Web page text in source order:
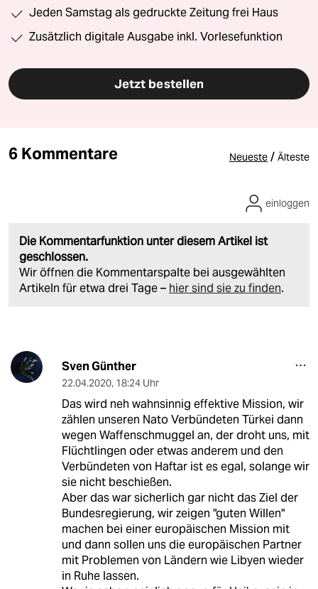
Jeden Samstag als gedruckte Zeitung frei Haus
Zusätzlich digitale Ausgabe inkl. Vorlesefunktion
Jetzt bestellen
6 Kommentare Neueste / Älteste
Die Kommentarfunktion unter diesem Artikel ist
geschlossen.
Wir öffnen die Kommentarspalte bei ausgewählten
Artikeln für etwa drei Tage – hier sind sie zu finden.
einloggen
Sven Günther
22.04.2020, 18:24 Uhr
Das wird neh wahnsinnig effektive Mission, wir
zählen unseren Nato Verbündeten Türkei dann
wegen Waffenschmuggel an, der droht uns, mit
Flüchtlingen oder etwas anderem und den
Verbündeten von Haftar ist es egal, solange wir
sie nicht beschießen.
Aber das war sicherlich gar nicht das Ziel der
Bundesregierung, wir zeigen "guten Willen"
machen bei einer europäischen Mission mit
und dann sollen uns die europäischen Partner
mit Problemen von Ländern wie Libyen wieder
in Ruhe lassen.